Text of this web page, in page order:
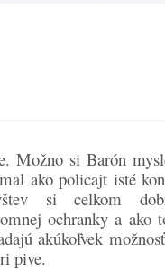
Možno si Barón
ako policajt isté
si celkom
ochranky a ako
akúkoľvek
pive.